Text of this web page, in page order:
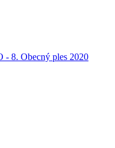
- 8. Obecný ples 2020